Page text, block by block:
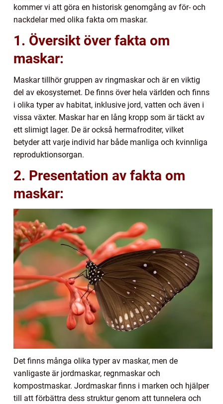
kommer vi att göra en historisk genomgång av för- och
nackdelar med olika fakta om maskar.
1. Översikt över fakta om
maskar:
Maskar tillhör gruppen av ringmaskar och är en viktig
del av ekosystemet. De finns över hela världen och finns
i olika typer av habitat, inklusive jord, vatten och även i
vissa växter. Maskar har en lång kropp som är täckt av
ett slimigt lager. De är också hermafroditer, vilket
betyder att varje individ har både manliga och kvinnliga
reproduktionsorgan.
2. Presentation av fakta om
maskar:
Det finns många olika typer av maskar, men de
vanligaste är jordmaskar, regnmaskar och
kompostmaskar. Jordmaskar finns i marken och hjälper
till att förbättra dess struktur genom att tunnelera och